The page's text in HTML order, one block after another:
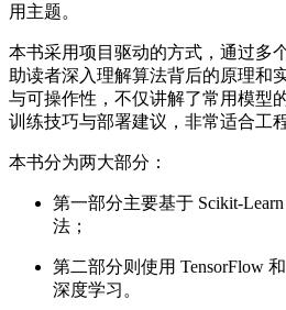
用主题。
本书采用项目驱动的方式，通过多
助读者深入理解算法背后的原理和
与可操作性，不仅讲解了常用模型
训练技巧与部署建议，非常适合工
本书分为两大部分：
第一部分主要基于 Scikit-
法；
第二部分则使用 TensorFlow
深度学习。